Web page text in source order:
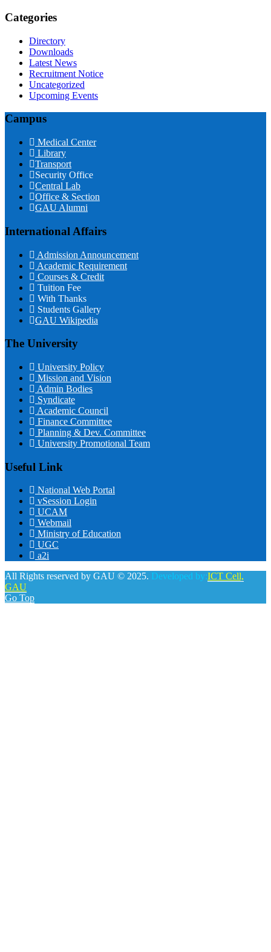
Categories
Directory
Downloads
Latest News
Recruitment Notice
Uncategorized
Upcoming Events
Campus
Medical Center
Library
Transport
Security Office
Central Lab
Office & Section
GAU Alumni
International Affairs
Admission Announcement
Academic Requirement
Courses & Credit
Tuition Fee
With Thanks
Students Gallery
GAU Wikipedia
The University
University Policy
Mission and Vision
Admin Bodies
Syndicate
Academic Council
Finance Committee
Planning & Dev. Committee
University Promotional Team
Useful Link
National Web Portal
vSession Login
UCAM
Webmail
Ministry of Education
UGC
a2i
All Rights reserved by GAU © 2025. Developed by:ICT Cell,
GAU
Go Top